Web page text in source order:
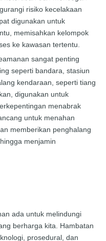
risiko kecelakaan
digunakan untuk
memisahkan kelompok
ke kawasan tertentu.
sangat penting
seperti bandara, stasiun
kendaraan, seperti tiang
digunakan untuk
menabrak
untuk menahan
memberikan penghalang
menjamin
ada untuk melindungi
berharga kita. Hambatan
prosedural, dan